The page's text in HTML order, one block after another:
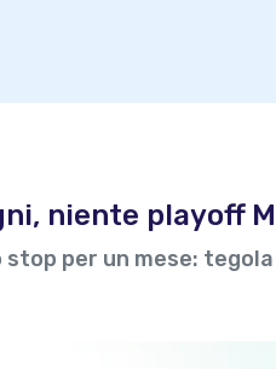
niente playoff
per un mese: tegola